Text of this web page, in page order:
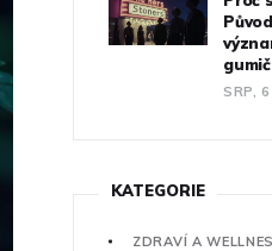
SRP,
KATEGORIE
ZDRAVÍ A